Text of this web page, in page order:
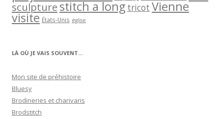
sculpturestitch a long tricot Vienne
visite États-Unis église
LÀ OÙ JE VAIS SOUVENT…
Mon site de préhistoire
Bluesy
Brodineries et charivaris
Brodstitch